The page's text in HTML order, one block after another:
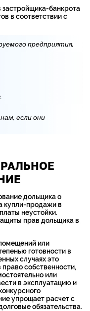
застройщика-банкрота
в соответствии с
предприятия,
если они
дольщика о
купли-продажи в
неустойки.
прав дольщика в
или
готовности в
случаях это
собственности,
или
в эксплуатацию и
упрощает расчет с
обязательства.